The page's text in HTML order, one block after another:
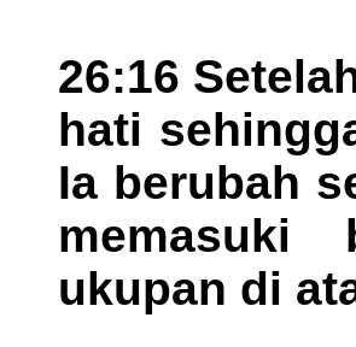
26:16
hati
Ia berubah
memasuki
ukupan di